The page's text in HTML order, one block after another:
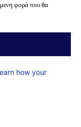
φορά που θα
how your